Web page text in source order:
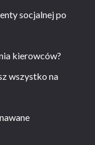
socjalnej po
kierowców?
wszystko na